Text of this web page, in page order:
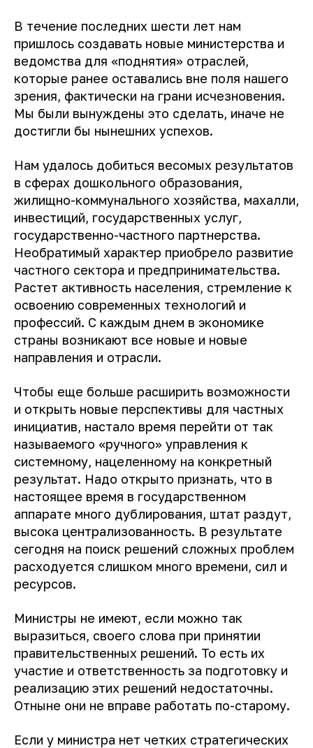
В течение последних шести лет нам
пришлось создавать новые министерства и
ведомства для «поднятия» отраслей,
которые ранее оставались вне поля нашего
зрения, фактически на грани исчезновения.
Мы были вынуждены это сделать, иначе не
достигли бы нынешних успехов.
Нам удалось добиться весомых результатов
в сферах дошкольного образования,
жилищно-коммунального хозяйства, махалли,
инвестиций, государственных услуг,
государственно-частного партнерства.
Необратимый характер приобрело развитие
частного сектора и предпринимательства.
Растет активность населения, стремление к
освоению современных технологий и
профессий. С каждым днем в экономике
страны возникают все новые и новые
направления и отрасли.
Чтобы еще больше расширить возможности
и открыть новые перспективы для частных
инициатив, настало время перейти от так
называемого «ручного» управления к
системному, нацеленному на конкретный
результат. Надо открыто признать, что в
настоящее время в государственном
аппарате много дублирования, штат раздут,
высока централизованность. В результате
сегодня на поиск решений сложных проблем
расходуется слишком много времени, сил и
ресурсов.
Министры не имеют, если можно так
выразиться, своего слова при принятии
правительственных решений. То есть их
участие и ответственность за подготовку и
реализацию этих решений недостаточны.
Отныне они не вправе работать по-старому.
Если у министра нет четких стратегических